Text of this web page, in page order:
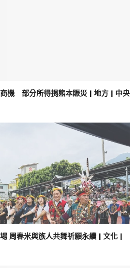
機 部分所得捐熊本賑災 | 地方 | 中央
周春米與族人共舞祈願永續 | 文化 |